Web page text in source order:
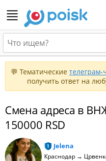
💬 Тематические
получить ответ на
Смена адреса в
150000 RSD
Jelena
Краснодар →